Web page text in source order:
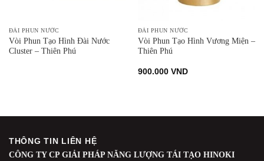
ĐÀI PHUN NƯỚC
Vòi Phun Tạo Hình Đài Nước
Cluster – Thiên Phú
ĐÀI PHUN NƯỚC
Vòi Phun Tạo Hình Vương Miện –
Thiên Phú
900.000 VND
THÔNG TIN LIÊN HỆ
CÔNG TY CP GIẢI PHÁP NĂNG LƯỢNG TÁI TẠO HINOKI